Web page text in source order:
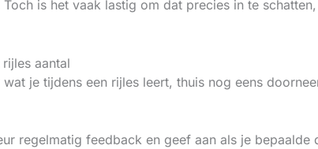
is het vaak lastig om dat precies in te
aantal
wat je tijdens een rijles leert, thuis nog eens
regelmatig feedback en geef aan als je bepaalde